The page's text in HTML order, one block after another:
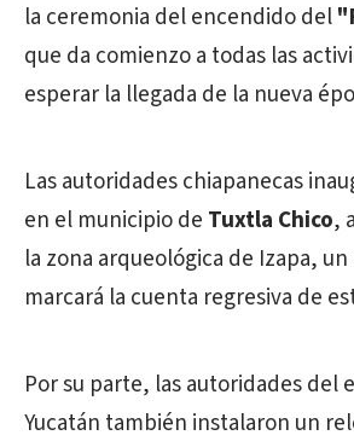
la ceremonia del encendido del
que da comienzo a todas las
esperar la llegada de la nueva
Las autoridades chiapanecas
en el municipio de Tuxtla Chico,
la zona arqueológica de Izapa,
marcará la cuenta regresiva de
Por su parte, las autoridades del
Yucatán también instalaron un